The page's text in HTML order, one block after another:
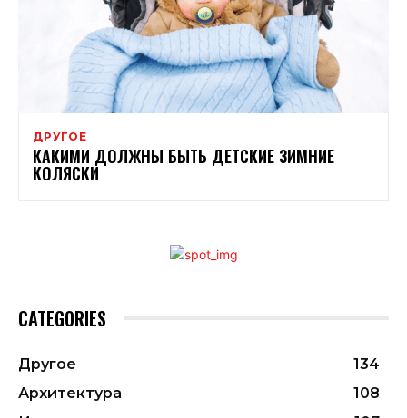
ДРУГОЕ
КАКИМИ ДОЛЖНЫ БЫТЬ ДЕТСКИЕ ЗИМНИЕ
КОЛЯСКИ
CATEGORIES
Другое
134
Архитектура
108